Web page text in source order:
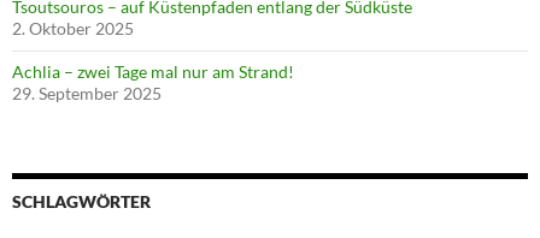
Tsoutsouros – auf Küstenpfaden entlang der Südküste
2. Oktober 2025
Achlia – zwei Tage mal nur am Strand!
29. September 2025
SCHLAGWÖRTER